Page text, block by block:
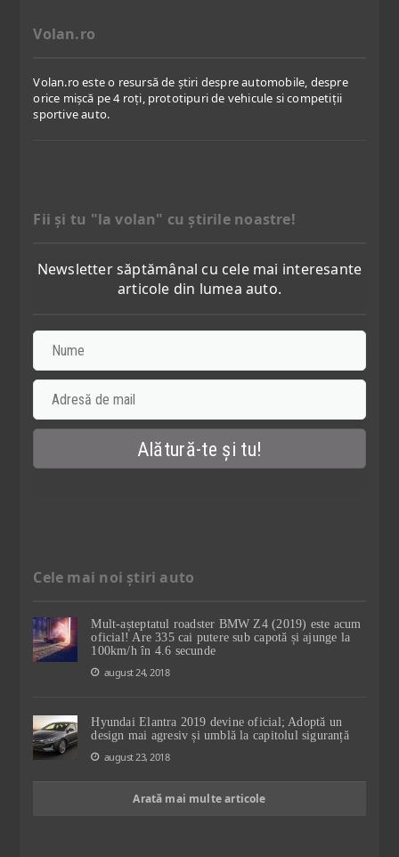
Volan.ro
Volan.ro este o resursă de știri despre automobile, despre
orice mișcă pe 4 roți, prototipuri de vehicule si competiții
sportive auto.
Fii şi tu "la volan" cu ştirile noastre!
Newsletter săptămânal cu cele mai interesante
articole din lumea auto.
Cele mai noi știri auto
Mult-așteptatul roadster BMW Z4 (2019) este acum
oficial! Are 335 cai putere sub capotă și ajunge la
100km/h în 4.6 secunde
august 24, 2018
Hyundai Elantra 2019 devine oficial; Adoptă un
design mai agresiv și umblă la capitolul siguranță
august 23, 2018
Arată mai multe articole